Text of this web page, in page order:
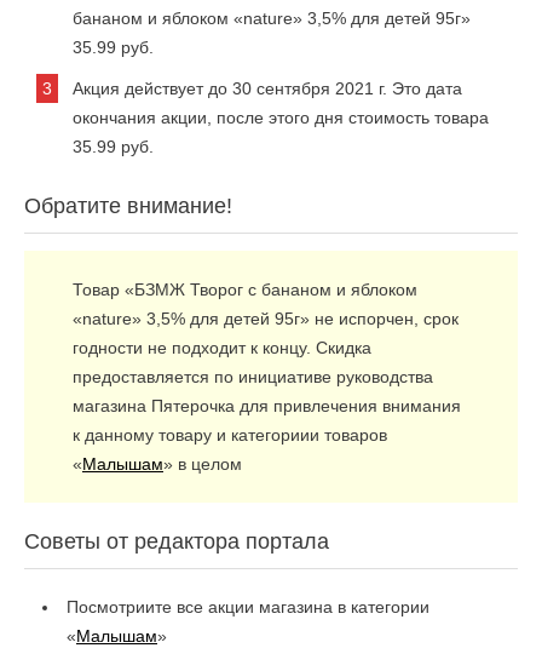
бананом и яблоком «nature» 3,5% для детей 95г»
35.99 руб.
Акция действует до 30 сентября 2021 г. Это дата
окончания акции, после этого дня стоимость товара
35.99 руб.
Обратите внимание!
Товар «БЗМЖ Творог с бананом и яблоком
«nature» 3,5% для детей 95г» не испорчен, срок
годности не подходит к концу. Скидка
предоставляется по инициативе руководства
магазина Пятерочка для привлечения внимания
к данному товару и категориии товаров
«Малышам» в целом
Советы от редактора портала
Посмотриите все акции магазина в категории
«Малышам»